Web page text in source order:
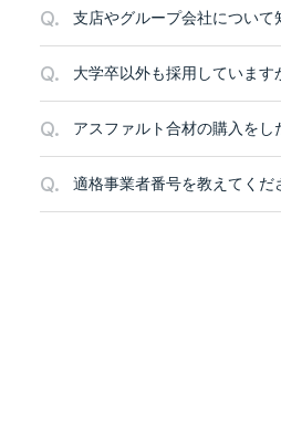
Q. 支店やグループ会社について
Q. 大学卒以外も採用しています
Q. アスファルト合材の購入をし
Q. 適格事業者番号を教えてくだ